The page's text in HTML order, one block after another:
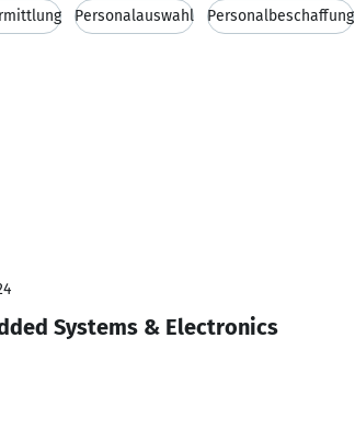
Personalauswahl Personalbeschaffung
Systems & Electronics